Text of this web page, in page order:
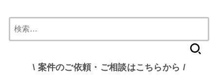
索:
\ 案件のご依頼・ご相談はこちらから /